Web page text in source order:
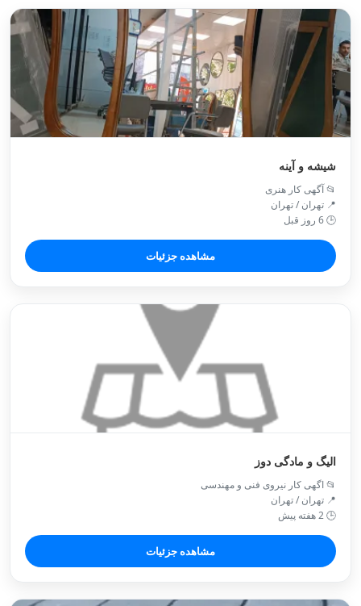
شیشه و آینه
📂 آگهی کار هنری
📍 تهران / تهران
🕒 6 روز قبل
مشاهده جزئیات
الیگ و مادگی دوز
📂 اگهی کار نیروی فنی و مهندسی
📍 تهران / تهران
🕒 2 هفته پیش
مشاهده جزئیات